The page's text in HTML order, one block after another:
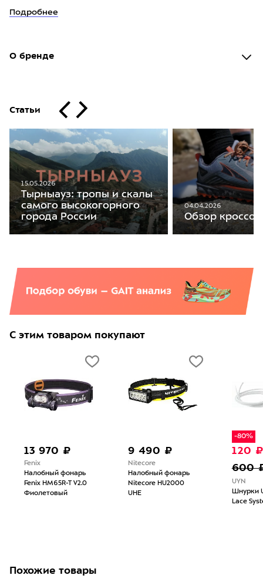
Подробнее
О бренде
Статьи
15.05.2026
Тырныауз: тропы и скалы
самого высокогорного
города России
04.04.2026
Обзор
С этим товаром покупают
13 970 ₽
Fenix
Налобный фонарь
Fenix HM65R-T V2.0
Фиолетовый
9 490 ₽
Nitecore
Налобный фонарь
Nitecore HU2000
UHE
-80%
120 ₽
600
UYN
Шнурки
Lace
Похожие товары